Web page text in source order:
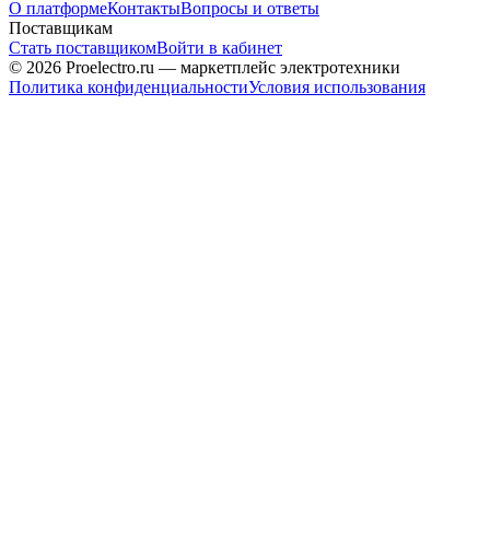
О платформеКонтактыВопросы и ответы
Поставщикам
Стать поставщикомВойти в кабинет
© 2026 Proelectro.ru — маркетплейс электротехники
Политика конфиденциальностиУсловия использования